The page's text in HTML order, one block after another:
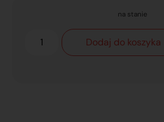
na stanie
Dodaj do koszyka